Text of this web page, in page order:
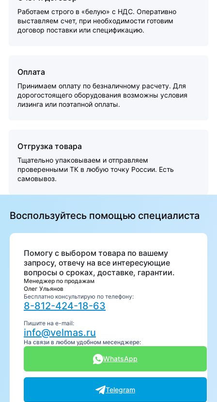
Работаем строго в «белую» с НДС. Оперативно
выставляем счет, при необходимости готовим
договор поставки или спецификацию.
Оплата
Принимаем оплату по безналичному расчету. Для
дорогостоящего оборудования возможны условия
лизинга или поэтапной оплаты.
Отгрузка товара
Тщательно упаковываем и отправляем
проверенными ТК в любую точку России. Есть
самовывоз.
Воспользуйтесь помощью специалиста
Помогу с выбором товара по вашему
запросу, отвечу на все интересующие
вопросы о сроках, доставке, гарантии.
Менеджер по продажам
Олег Ульянов
Бесплатно консультирую по телефону:
8-812-424-18-63
Пишите на e-mail:
info@velmas.ru
На связи в любом удобном месенджере:
WhatsApp
Telegram